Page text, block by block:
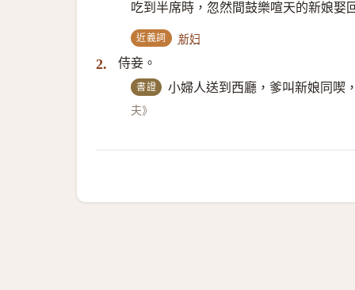
吃到半席時，忽然間鼓樂喧天的新娘娶
近義詞 新妇
2. 侍妾。
書證 小婦人送到西廳，爹叫新娘同喫
夫》